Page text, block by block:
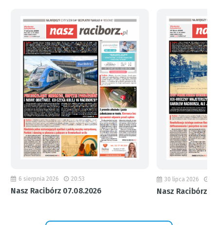
6 sierpnia 2026 20:53
Nasz Racibórz 07.08.2026
30 lipca 2026
Nasz Racibórz